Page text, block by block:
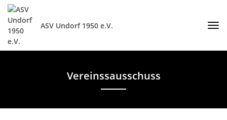
ASV Undorf 1950 e.V.
Vereinssausschuss